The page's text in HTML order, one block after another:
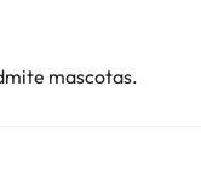
mascotas.